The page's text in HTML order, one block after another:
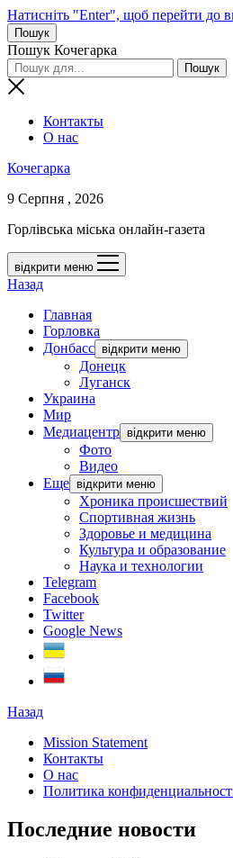
Натисніть "Enter", щоб перейти до
Пошук
Пошук Кочегарка
Контакты
О нас
Кочегарка
9 Серпня , 2026
Горлівська міська онлайн-газета
відкрити меню
Назад
Главная
Горловка
Донбасс відкрити меню
Донецк
Луганск
Украина
Мир
Медиацентр відкрити меню
Фото
Видео
Еще відкрити меню
Хроника происшествий
Спортивная жизнь
Здоровье и медицина
Культура и образование
Наука и технологии
Telegram
Facebook
Twitter
Google News
Назад
Mission Statement
Контакты
О нас
Политика
Последние новости